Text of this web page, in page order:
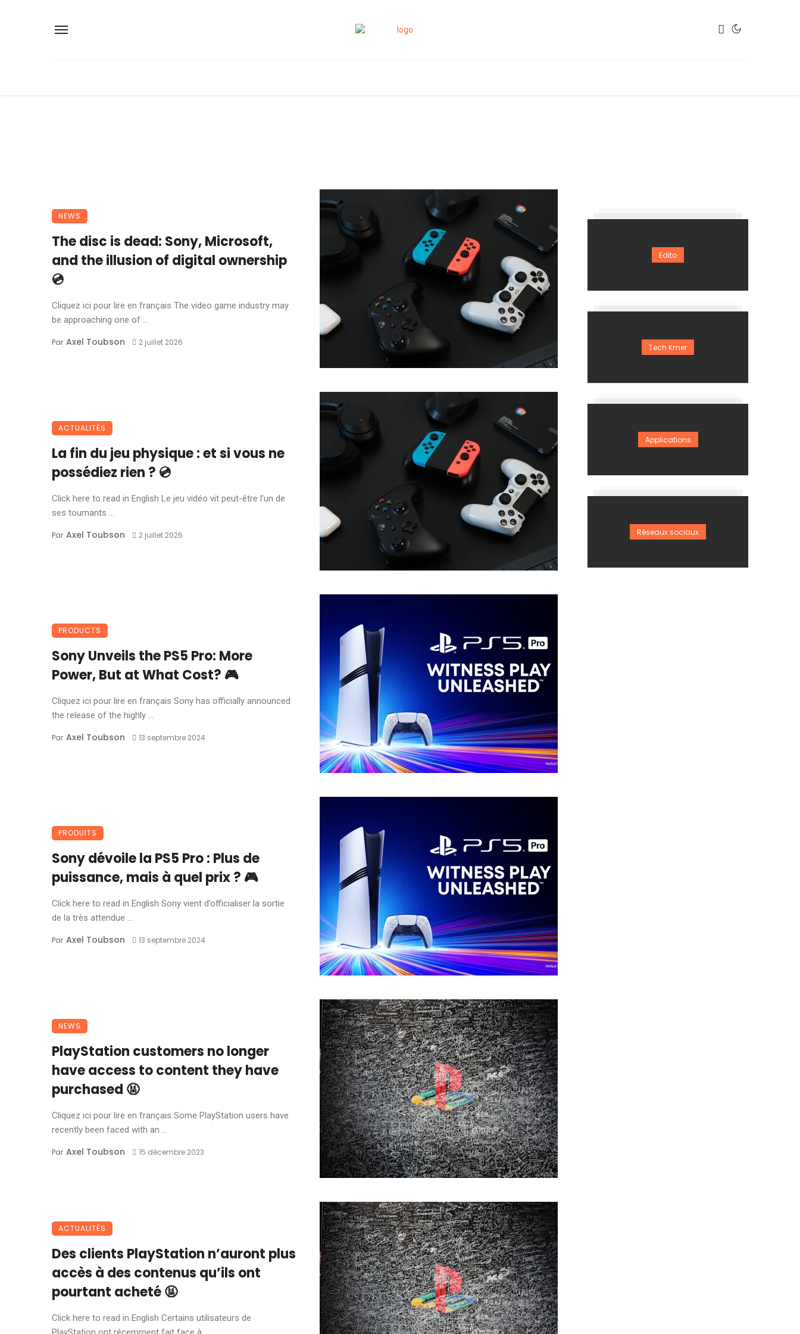
NEWS
The disc is dead: Sony, Microsoft,
and the illusion of digital ownership
💿
Cliquez ici pour lire en français The video game industry may
be approaching one of ...
Par Axel Toubson 2 juillet 2026
ACTUALITÉS
La fin du jeu physique : et si vous ne
possédiez rien ? 💿
Click here to read in English Le jeu vidéo vit peut-être l’un de
ses tournants ...
Par Axel Toubson 2 juillet 2026
PRODUCTS
Sony Unveils the PS5 Pro: More
Power, But at What Cost? 🎮
Cliquez ici pour lire en français Sony has officially announced
the release of the highly ...
Par Axel Toubson 13 septembre 2024
PRODUITS
Sony dévoile la PS5 Pro : Plus de
puissance, mais à quel prix ? 🎮
Click here to read in English Sony vient d’officialiser la sortie
de la très attendue ...
Par Axel Toubson 13 septembre 2024
NEWS
PlayStation customers no longer
have access to content they have
purchased 🤬
Cliquez ici pour lire en français Some PlayStation users have
recently been faced with an ...
Par Axel Toubson 15 décembre 2023
ACTUALITÉS
Des clients PlayStation n’auront plus
accès à des contenus qu’ils ont
pourtant acheté 🤬
Click here to read in English Certains utilisateurs de
Edito
Tech Kmer
Applications
Réseaux sociaux